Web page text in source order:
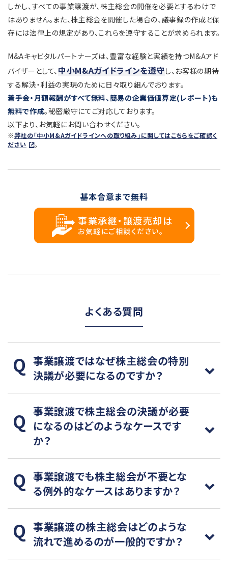
しかし、すべての事業譲渡が、株主総会の開催を必要とするわけで
はありません。また、株主総会を開催した場合の、議事録の作成と保
存には法律上の規定があり、これらを遵守することが求められます。
M&Aキャピタルパートナーズは、豊富な経験と実績を持つM&Aアド
バイザーとして、 中小M&Aガイドラインを遵守し、お客様の期待
する解決・利益の実現のために日々取り組んでおります。
着手金・月額報酬がすべて無料、簡易の企業価値算定(レポート)も
無料で作成。秘密厳守にてご対応しております。
以下より、お気軽にお問い合わせください。
※弊社の「中小M&Aガイドラインへの取り組み」に関してはこちらをご確認く
ださい
。
基本合意まで無料
事業承継・譲渡売却は
お気軽にご相談ください。
よくある質問
事業譲渡ではなぜ株主総会の特別
決議が必要になるのですか？
事業譲渡で株主総会の決議が必要
になるのはどのようなケースです
か？
事業譲渡でも株主総会が不要とな
る例外的なケースはありますか？
事業譲渡の株主総会はどのような
流れで進めるのが一般的ですか？